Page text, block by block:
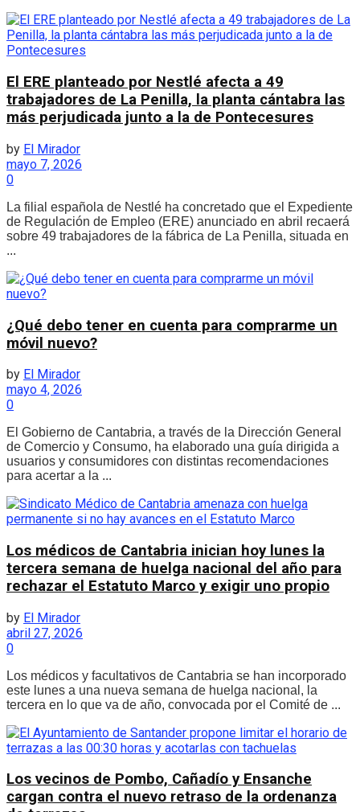
El ERE planteado por Nestlé afecta a 49
trabajadores de La Penilla, la planta cántabra las
más perjudicada junto a la de Pontecesures
by El Mirador
mayo 7, 2026
0
La filial española de Nestlé ha concretado que el Expediente
de Regulación de Empleo (ERE) anunciado en abril recaerá
sobre 49 trabajadores de la fábrica de La Penilla, situada en
...
¿Qué debo tener en cuenta para comprarme un
móvil nuevo?
by El Mirador
mayo 4, 2026
0
El Gobierno de Cantabria, a través de la Dirección General
de Comercio y Consumo, ha elaborado una guía dirigida a
usuarios y consumidores con distintas recomendaciones
para acertar a la ...
Los médicos de Cantabria inician hoy lunes la
tercera semana de huelga nacional del año para
rechazar el Estatuto Marco y exigir uno propio
by El Mirador
abril 27, 2026
0
Los médicos y facultativos de Cantabria se han incorporado
este lunes a una nueva semana de huelga nacional, la
tercera en lo que va de año, convocada por el Comité de ...
Los vecinos de Pombo, Cañadío y Ensanche
cargan contra el nuevo retraso de la ordenanza